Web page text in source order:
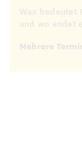
Was bedeutet
und wo endet
Mehrere